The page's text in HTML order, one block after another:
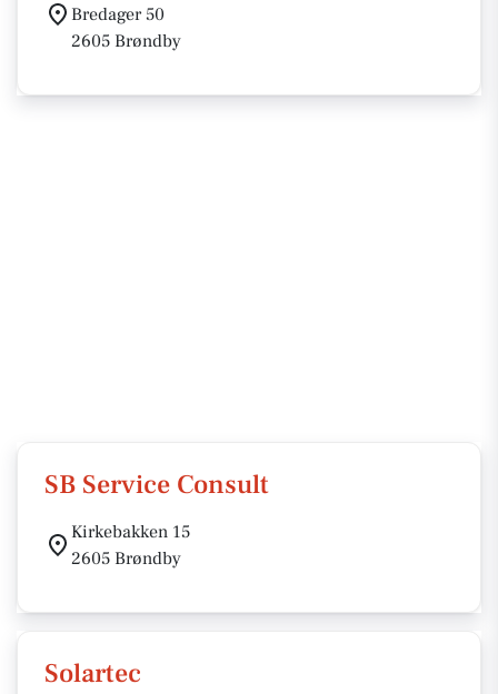
Bredager 50
2605 Brøndby
SB Service Consult
Kirkebakken 15
2605 Brøndby
Solartec